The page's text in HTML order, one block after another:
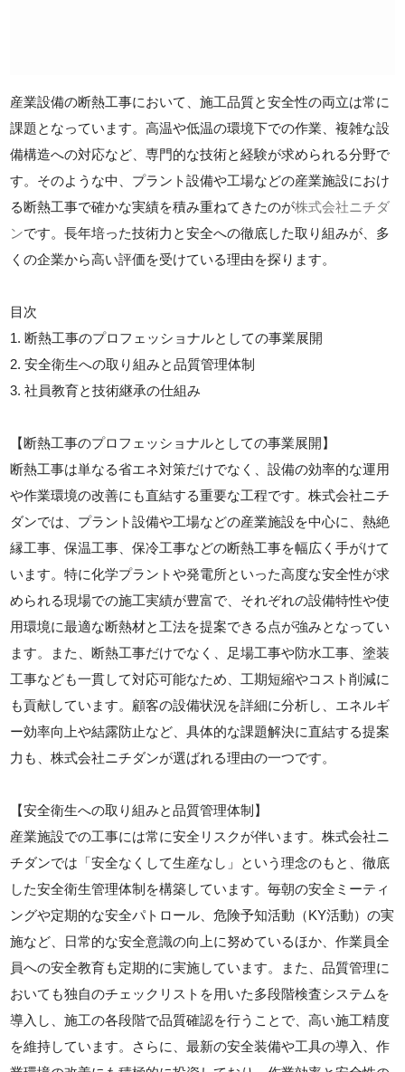
産業設備の断熱工事において、施工品質と安全性の両立は常に
課題となっています。高温や低温の環境下での作業、複雑な設
備構造への対応など、専門的な技術と経験が求められる分野で
す。そのような中、プラント設備や工場などの産業施設におけ
る断熱工事で確かな実績を積み重ねてきたのが株式会社ニチダ
ンです。長年培った技術力と安全への徹底した取り組みが、多
くの企業から高い評価を受けている理由を探ります。
目次
1. 断熱工事のプロフェッショナルとしての事業展開
2. 安全衛生への取り組みと品質管理体制
3. 社員教育と技術継承の仕組み
【断熱工事のプロフェッショナルとしての事業展開】
断熱工事は単なる省エネ対策だけでなく、設備の効率的な運用
や作業環境の改善にも直結する重要な工程です。株式会社ニチ
ダンでは、プラント設備や工場などの産業施設を中心に、熱絶
縁工事、保温工事、保冷工事などの断熱工事を幅広く手がけて
います。特に化学プラントや発電所といった高度な安全性が求
められる現場での施工実績が豊富で、それぞれの設備特性や使
用環境に最適な断熱材と工法を提案できる点が強みとなってい
ます。また、断熱工事だけでなく、足場工事や防水工事、塗装
工事なども一貫して対応可能なため、工期短縮やコスト削減に
も貢献しています。顧客の設備状況を詳細に分析し、エネルギ
ー効率向上や結露防止など、具体的な課題解決に直結する提案
力も、株式会社ニチダンが選ばれる理由の一つです。
【安全衛生への取り組みと品質管理体制】
産業施設での工事には常に安全リスクが伴います。株式会社ニ
チダンでは「安全なくして生産なし」という理念のもと、徹底
した安全衛生管理体制を構築しています。毎朝の安全ミーティ
ングや定期的な安全パトロール、危険予知活動（KY活動）の実
施など、日常的な安全意識の向上に努めているほか、作業員全
員への安全教育も定期的に実施しています。また、品質管理に
おいても独自のチェックリストを用いた多段階検査システムを
導入し、施工の各段階で品質確認を行うことで、高い施工精度
を維持しています。さらに、最新の安全装備や工具の導入、作